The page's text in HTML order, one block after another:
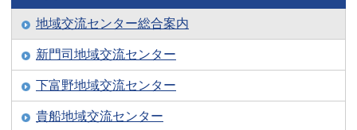
地域交流センター総合案内
新門司地域交流センター
下富野地域交流センター
貴船地域交流センター